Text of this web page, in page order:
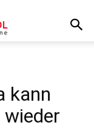
kann
wieder